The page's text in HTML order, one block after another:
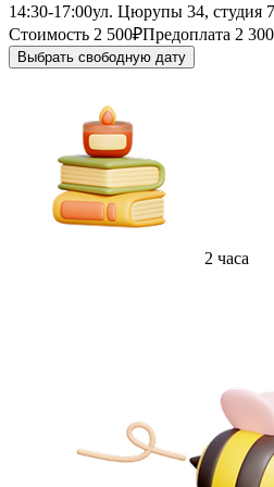
14:30-17:00ул. Цюрупы 34, студия 7
Стоимость 2 500₽Предоплата 2
Выбрать свободную дату
2 часа